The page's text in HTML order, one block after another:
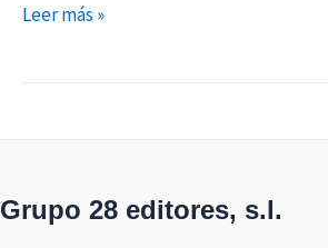
Leer más »
Grupo 28 editores, s.l.